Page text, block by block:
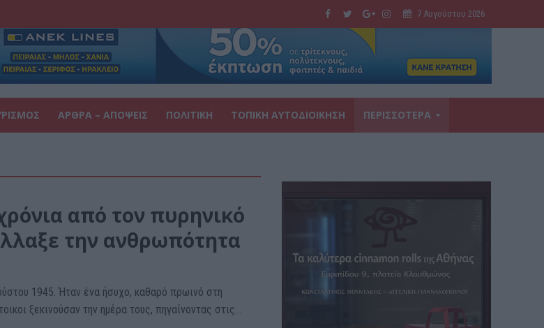
7 Αυγούστου 2026
ΑΡΘΡΑ – ΑΠΟΨΕΙΣ ΠΟΛΙΤΙΚΗ ΤΟΠΙΚΗ ΑΥΤΟΔΙΟΙΚΗΣΗ ΠΕΡΙΣΣΟΤΕΡΑ
από τον πυρηνικό
την ανθρωπότητα
1945. Ήταν ένα ήσυχο, καθαρό πρωινό στη
ξεκινούσαν την ημέρα τους, πηγαίνοντας στις...